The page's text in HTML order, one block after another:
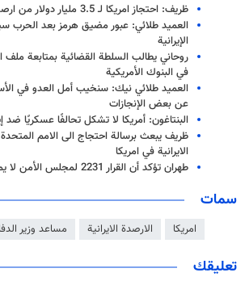
ظريف: احتجاز امريكا لـ 3.5 مليار دولار من ارصدة ايران لصوصية دولية
العميد طلائي: عبور مضيق هرمز بعد الحرب
الإيرانية
روحاني يطالب السلطة القضائية بمتابعة ملف
في البنوك الأمريكية
العميد طلائي نيك: سنخيب أمل العدو في
عن بعض الإنجازات
البنتاغون: أمريكا لا تشكل تحالفًا عسكريًا ضد
ظريف يبعث برسالة احتجاج الى الامم
الايرانية في امريكا
طهران تؤكد أن القرار 2231 لمجلس الأمن لا يمنع نشاطها الصاروخي
سمات
امريكا الارصدة الايرانية مساعد وزير
تعليقك